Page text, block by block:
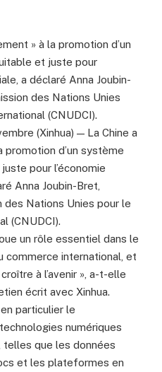
» à la promotion d’un
et juste pour
a déclaré Anna Joubin-
des Nations Unies
(CNUDCI).
(Xinhua) — La Chine a
promotion d’un système
pour l’économie
Anna Joubin-Bret,
des Nations Unies pour le
(CNUDCI).
un rôle essentiel dans le
commerce international, et
à l’avenir », a-t-elle
écrit avec Xinhua.
particulier le
numériques
telles que les données
et les plateformes en